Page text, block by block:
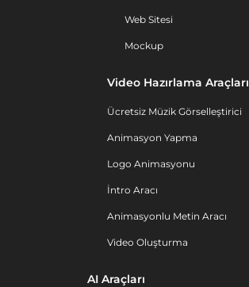
Web Sitesi
Mockup
Video Hazırlama Araçları
Ücretsiz Müzik Görselleştirici
Animasyon Yapma
Logo Animasyonu
İntro Aracı
Animasyonlu Metin Aracı
Video Oluşturma
AI Araçları